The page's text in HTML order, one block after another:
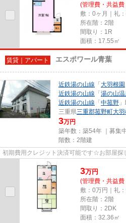
(管理費・共益
敷：0ヶ月｜礼
所在階：2階
間取り：1R
面積：17.55㎡
賃貸｜アパート エスポワール青葉
近鉄湯の山線 「 大羽根園
近鉄湯の山線 「 湯の山温
近鉄湯の山線 「 中菰野
三重県三重郡菰野町大
3万円
築年数：築54年 ｜募集
階数：2階建
初期費用クレジット決済可能です☆お部屋探
3万円
(管理費・共益
敷：0万円｜礼
所在階：2階
間取り：2DK
面積：32.36㎡